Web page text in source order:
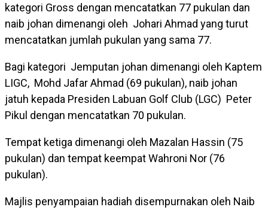
kategori Gross dengan mencatatkan 77 pukulan dan
naib johan dimenangi oleh Johari Ahmad yang turut
mencatatkan jumlah pukulan yang sama 77.
Bagi kategori Jemputan johan dimenangi oleh Kaptem
LIGC, Mohd Jafar Ahmad (69 pukulan), naib johan
jatuh kepada Presiden Labuan Golf Club (LGC) Peter
Pikul dengan mencatatkan 70 pukulan.
Tempat ketiga dimenangi oleh Mazalan Hassin (75
pukulan) dan tempat keempat Wahroni Nor (76
pukulan).
Majlis penyampaian hadiah disempurnakan oleh Naib